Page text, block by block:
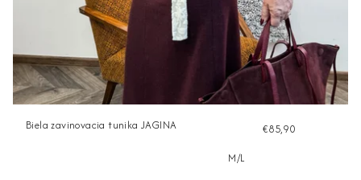
Biela zavinovacia tunika JAGINA
€85,90
M/L